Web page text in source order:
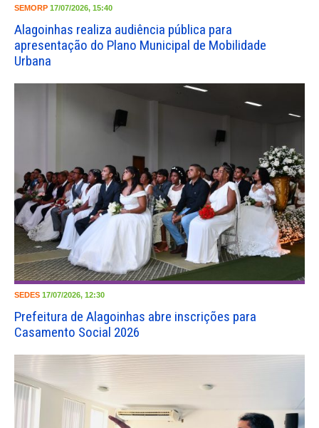
SEMORP 17/07/2026, 15:40
Alagoinhas realiza audiência pública para
apresentação do Plano Municipal de Mobilidade
Urbana
SEDES 17/07/2026, 12:30
Prefeitura de Alagoinhas abre inscrições para
Casamento Social 2026